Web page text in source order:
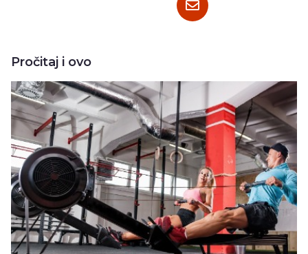
Pročitaj i ovo